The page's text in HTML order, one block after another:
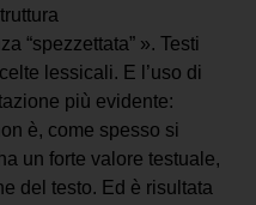
“spezzettata” ». Testi
lessicali. E l’uso di
più evidente:
è, come spesso si
un forte valore testuale,
del testo. Ed è risultata